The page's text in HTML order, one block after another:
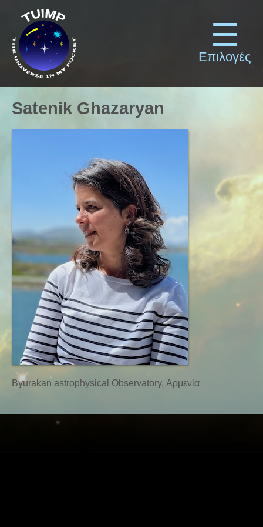
Επιλογές
Satenik Ghazaryan
Byurakan astrophysical Observatory, Αρμενία